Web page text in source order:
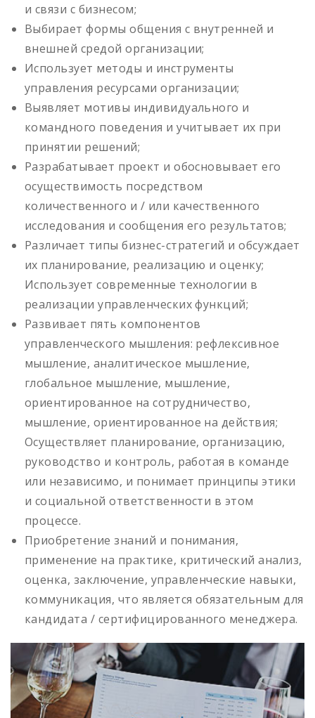
и связи с бизнесом;
Выбирает формы общения с внутренней и
внешней средой организации;
Использует методы и инструменты
управления ресурсами организации;
Выявляет мотивы индивидуального и
командного поведения и учитывает их при
принятии решений;
Разрабатывает проект и обосновывает его
осуществимость посредством
количественного и / или качественного
исследования и сообщения его результатов;
Различает типы бизнес-стратегий и обсуждает
их планирование, реализацию и оценку;
Использует современные технологии в
реализации управленческих функций;
Развивает пять компонентов
управленческого мышления: рефлексивное
мышление, аналитическое мышление,
глобальное мышление, мышление,
ориентированное на сотрудничество,
мышление, ориентированное на действия;
Осуществляет планирование, организацию,
руководство и контроль, работая в команде
или независимо, и понимает принципы этики
и социальной ответственности в этом
процессе.
Приобретение знаний и понимания,
применение на практике, критический анализ,
оценка, заключение, управленческие навыки,
коммуникация, что является обязательным для
кандидата / сертифицированного менеджера.